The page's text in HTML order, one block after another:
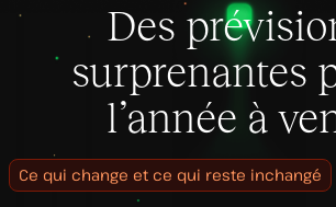
Des
surprenantes
l’année à
Ce qui change et ce qui reste inchangé